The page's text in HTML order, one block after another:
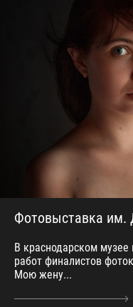
Фотовыставка им.
В краснодарском
работ финалистов
Мою жену...